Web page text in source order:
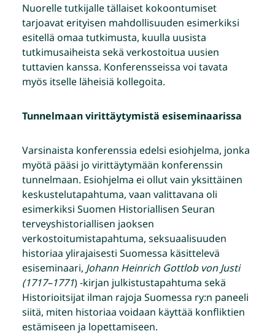
Nuorelle tutkijalle tällaiset kokoontumiset
tarjoavat erityisen mahdollisuuden esimerkiksi
esitellä omaa tutkimusta, kuulla uusista
tutkimusaiheista sekä verkostoitua uusien
tuttavien kanssa. Konferensseissa voi tavata
myös itselle läheisiä kollegoita.
Tunnelmaan virittäytymistä esiseminaarissa
Varsinaista konferenssia edelsi esiohjelma, jonka
myötä pääsi jo virittäytymään konferenssin
tunnelmaan. Esiohjelma ei ollut vain yksittäinen
keskustelutapahtuma, vaan valittavana oli
esimerkiksi Suomen Historiallisen Seuran
terveyshistoriallisen jaoksen
verkostoitumistapahtuma, seksuaalisuuden
historiaa ylirajaisesti Suomessa käsittelevä
esiseminaari, Johann Heinrich Gottlob von Justi
(1717–1771) -kirjan julkistustapahtuma sekä
Historioitsijat ilman rajoja Suomessa ry:n paneeli
siitä, miten historiaa voidaan käyttää konfliktien
estämiseen ja lopettamiseen.